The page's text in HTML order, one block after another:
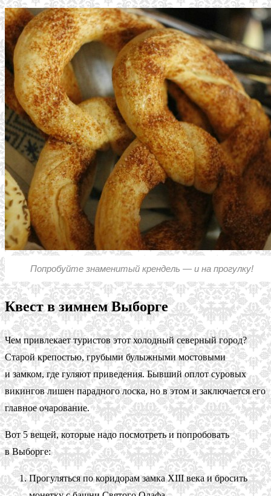
Попробуйте знаменитый крендель — и на прогулку!
Квест в зимнем Выборге
Чем привлекает туристов этот холодный северный город?
Старой крепостью, грубыми булыжными мостовыми
и замком, где гуляют приведения. Бывший оплот суровых
викингов лишен парадного лоска, но в этом и заключается его
главное очарование.
Вот 5 вещей, которые надо посмотреть и попробовать
в Выборге:
Прогуляться по коридорам замка XIII века и бросить